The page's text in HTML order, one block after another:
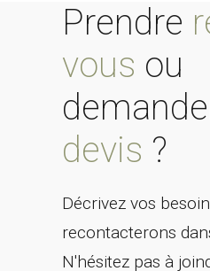
Prendre
vous ou
devis ?
Décrivez vos
recontacterons
N'hésitez pas à